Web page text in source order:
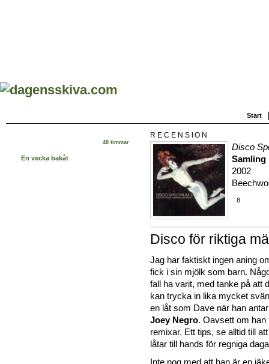
Start
48 timmar
En vecka bakåt
RECENSION
Disco
Samling
2002
8
Disco för riktiga
Jag har faktiskt ingen aning
fick i sin mjölk som barn.
fall ha varit, med tanke på att
kan trycka in lika mycket
en låt som Dave när han
Joey Negro. Oavsett om han
remixar. Ett tips, se alltid till
låtar till hands för regniga